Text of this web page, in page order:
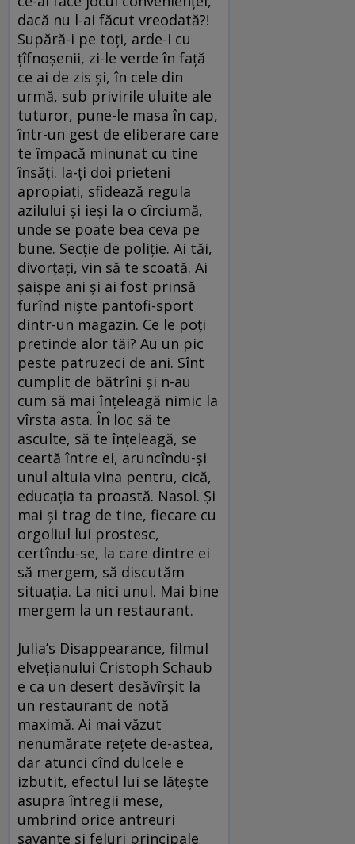
dacă nu l-ai făcut vreodată?!
Supără-i pe toţi, arde-i cu
ţîfnoşenii, zi-le verde în faţă
ce ai de zis şi, în cele din
urmă, sub privirile uluite ale
tuturor, pune-le masa în cap,
într-un gest de eliberare care
te împacă minunat cu tine
însăţi. Ia-ţi doi prieteni
apropiaţi, sfidează regula
azilului şi ieşi la o cîrciumă,
unde se poate bea ceva pe
bune. Secţie de poliţie. Ai tăi,
divorţaţi, vin să te scoată. Ai
şaişpe ani şi ai fost prinsă
furînd nişte pantofi-sport
dintr-un magazin. Ce le poţi
pretinde alor tăi? Au un pic
peste patruzeci de ani. Sînt
cumplit de bătrîni şi n-au
cum să mai înţeleagă nimic la
vîrsta asta. În loc să te
asculte, să te înţeleagă, se
ceartă între ei, aruncîndu-şi
unul altuia vina pentru, cică,
educaţia ta proastă. Nasol. Şi
mai şi trag de tine, fiecare cu
orgoliul lui prostesc,
certîndu-se, la care dintre ei
să mergem, să discutăm
situaţia. La nici unul. Mai bine
mergem la un restaurant.
Julia’s Disappearance, filmul
elveţianului Cristoph Schaub
e ca un desert desăvîrşit la
un restaurant de notă
maximă. Ai mai văzut
nenumărate reţete de-astea,
dar atunci cînd dulcele e
izbutit, efectul lui se lăţeşte
asupra întregii mese,
umbrind orice antreuri
savante şi feluri principale